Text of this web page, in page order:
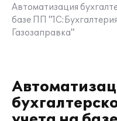
Автоматизация
базе ПП
Газозаправка"